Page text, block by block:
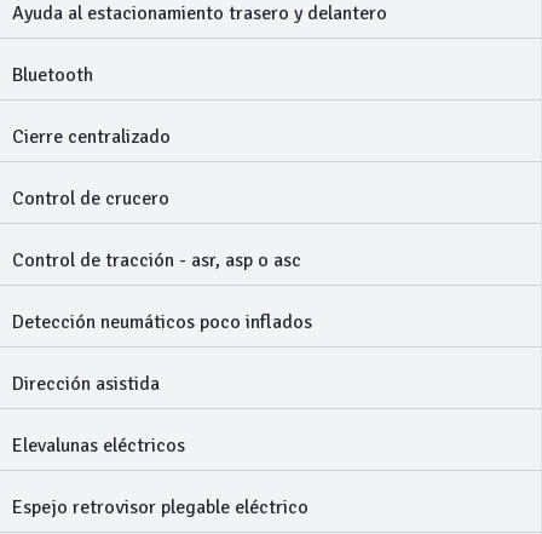
Ayuda al estacionamiento trasero y delantero
Bluetooth
Cierre centralizado
Control de crucero
Control de tracción - asr, asp o asc
Detección neumáticos poco inflados
Dirección asistida
Elevalunas eléctricos
Espejo retrovisor plegable eléctrico